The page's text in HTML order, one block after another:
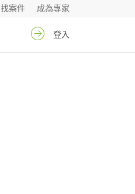
成為專家
找案件
登入